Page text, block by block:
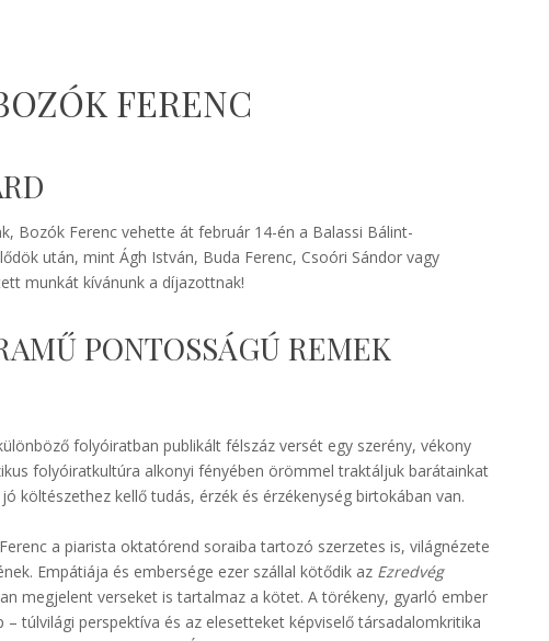
FERENC
Bozók Ferenc vehette át február 14-én a Balassi Bálint-
után, mint Ágh István, Buda Ferenc, Csoóri Sándor vagy
munkát kívánunk a díjazottnak!
PONTOSSÁGÚ REMEK
folyóiratban publikált félszáz versét egy szerény, vékony
folyóiratkultúra alkonyi fényében örömmel traktáljuk barátainkat
költészethez kellő tudás, érzék és érzékenység birtokában van.
a piarista oktatórend soraiba tartozó szerzetes is, világnézete
Empátiája és embersége ezer szállal kötődik az Ezredvég
megjelent verseket is tartalmaz a kötet. A törékeny, gyarló ember
túlvilági perspektíva és az elesetteket képviselő társadalomkritika